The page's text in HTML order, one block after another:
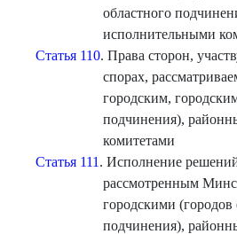
областного
исполнительными
Статья 110. Права сторон,
спорах,
городским,
подчинения),
комитетами
Статья 111 . Исполнение
рассмотренным
городскими (городов
подчинения),